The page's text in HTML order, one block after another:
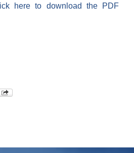
here to download the PDF